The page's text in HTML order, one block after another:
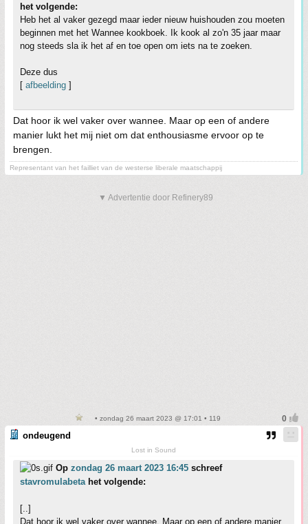
het volgende:
Heb het al vaker gezegd maar ieder nieuw huishouden zou moeten
beginnen met het Wannee kookboek. Ik kook al zo'n 35 jaar maar
nog steeds sla ik het af en toe open om iets na te zoeken.
Deze dus
[ afbeelding ]
Dat hoor ik wel vaker over wannee. Maar op een of andere
manier lukt het mij niet om dat enthousiasme ervoor op te
brengen.
Representant van het failliet van de westerse liberale maatschappij
▼ Advertentie door Refinery89
• zondag 26 maart 2023 @ 17:01 • 119
ondeugend
Lost in Sound
Op zondag 26 maart 2023 16:45 schreef
stavromulabeta het volgende:
[..]
Dat hoor ik wel vaker over wannee. Maar op een of andere manier